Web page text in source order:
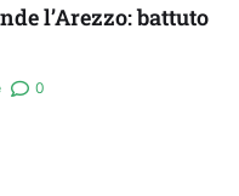
l’Arezzo: battuto
0